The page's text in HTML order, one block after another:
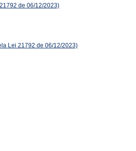
de 06/12/2023)
Lei 21792 de 06/12/2023)